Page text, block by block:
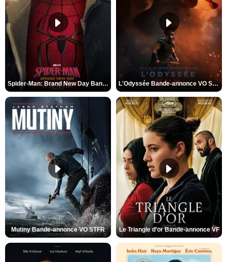
Spider-Man: Brand New Day Bande-annonce VO STFR L'Odyssée Bande-annonce VO STFR
Mutiny Bande-annonce VO STFR Le Triangle d'or Bande-annonce VF